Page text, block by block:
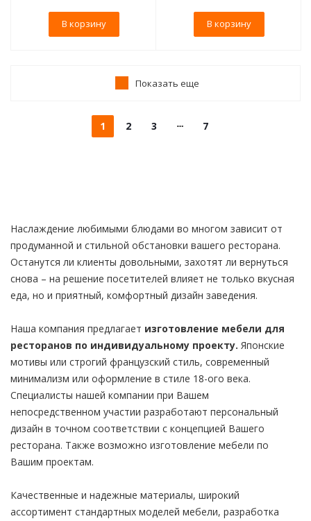
В корзину В корзину
Показать еще
1 2 3 7
Наслаждение любимыми блюдами во многом зависит от
продуманной и стильной обстановки вашего ресторана.
Останутся ли клиенты довольными, захотят ли вернуться
снова – на решение посетителей влияет не только вкусная
еда, но и приятный, комфортный дизайн заведения.
Наша компания предлагает изготовление мебели для
ресторанов по индивидуальному проекту. Японские
мотивы или строгий французский стиль, современный
минимализм или оформление в стиле 18-ого века.
Специалисты нашей компании при Вашем
непосредственном участии разработают персональный
дизайн в точном соответствии с концепцией Вашего
ресторана. Также возможно изготовление мебели по
Вашим проектам.
Качественные и надежные материалы, широкий
ассортимент стандартных моделей мебели, разработка